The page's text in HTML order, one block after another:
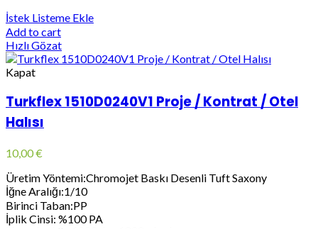
İstek Listeme Ekle
Add to cart
Hızlı Gözat
Kapat
Turkflex 1510D0240V1 Proje / Kontrat / Otel
Halısı
10,00€
Üretim Yöntemi:Chromojet Baskı Desenli Tuft Saxony
İğne Aralığı:1/10
Birinci Taban:PP
İplik Cinsi: %100 PA